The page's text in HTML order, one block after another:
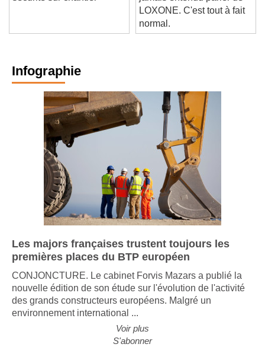
jamais entendu parler de
LOXONE. C'est tout à fait
normal.
Infographie
Les majors françaises trustent toujours les
premières places du BTP européen
CONJONCTURE. Le cabinet Forvis Mazars a publié la
nouvelle édition de son étude sur l'évolution de l'activité
des grands constructeurs européens. Malgré un
Voir plus